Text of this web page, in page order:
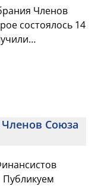
Членов
состоялось 14
Союза
Публикуем